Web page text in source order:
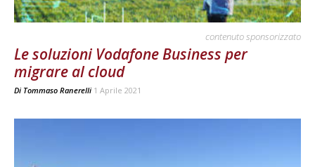
contenuto sponsorizzato
Le soluzioni Vodafone Business per
migrare al cloud
Di Tommaso Ranerelli 1 Aprile 2021